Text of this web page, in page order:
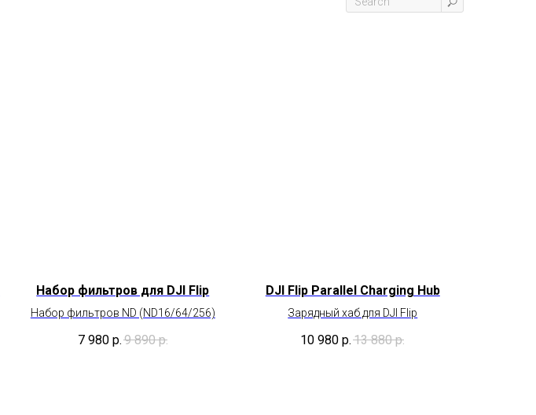
Набор фильтров для DJI Flip
Набор фильтров ND (ND16/64/256)
7 980 р.9 890 р.
DJI Flip Parallel Charging Hub
Зарядный хаб для DJI Flip
10 980 р. 13 880 р.